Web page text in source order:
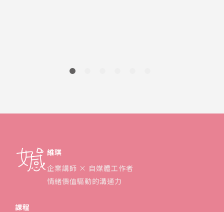
維琪
企業講師 × 自媒體工作者
情緒價值驅動的溝通力
課程